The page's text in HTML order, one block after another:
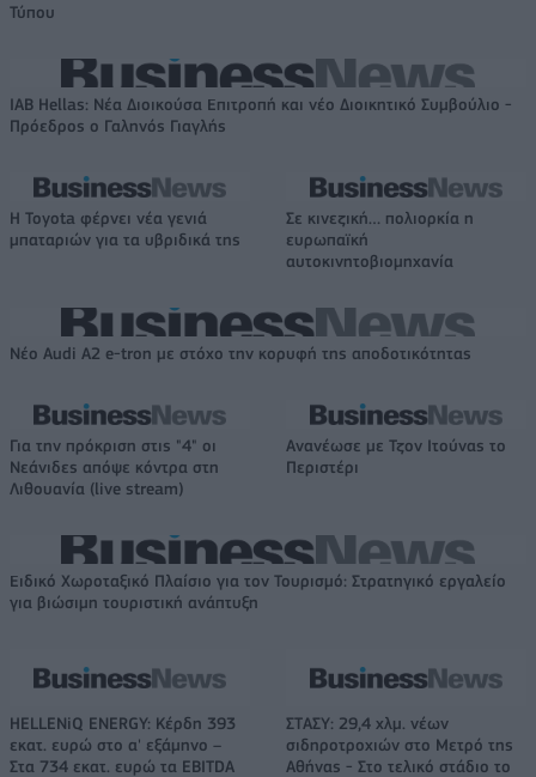
Τύπου
IAB Hellas: Νέα Διοικούσα Επιτροπή και νέο Διοικητικό Συμβούλιο -
Πρόεδρος ο Γαληνός Γιαγλής
Η Toyota φέρνει νέα γενιά
μπαταριών για τα υβριδικά της
Σε κινεζική… πολιορκία η
ευρωπαϊκή
αυτοκινητοβιομηχανία
Νέο Audi A2 e-tron με στόχο την κορυφή της αποδοτικότητας
Για την πρόκριση στις "4" οι
Νεάνιδες απόψε κόντρα στη
Λιθουανία (live stream)
Ανανέωσε με Τζον Ιτούνας το
Περιστέρι
Ειδικό Χωροταξικό Πλαίσιο για τον Τουρισμό: Στρατηγικό εργαλείο
για βιώσιμη τουριστική ανάπτυξη
HELLENiQ ENERGY: Κέρδη 393
εκατ. ευρώ στο α' εξάμηνο –
Στα 734 εκατ. ευρώ τα EBITDA
ΣΤΑΣΥ: 29,4 χλμ. νέων
σιδηροτροχιών στο Μετρό της
Αθήνας - Στο τελικό στάδιο το